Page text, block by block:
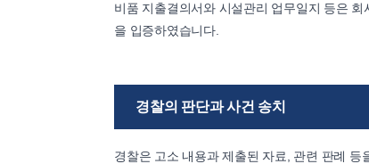
비품 지출결의서와 시설관리 업무일지 등은
을 입증하였습니다.
경찰의 판단과 사건 송치
경찰은 고소 내용과 제출된 자료, 관련 판례 등